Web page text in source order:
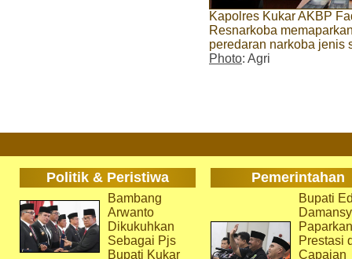
Kapolres Kukar AKBP
Resnarkoba
peredaran narkoba jenis
Photo: Agri
Politik & Peristiwa Pemerintahan
Bambang
Arwanto
Dikukuhkan
Sebagai Pjs
Bupati Kukar
Bupati
Paparkan
Prestasi
Capaian